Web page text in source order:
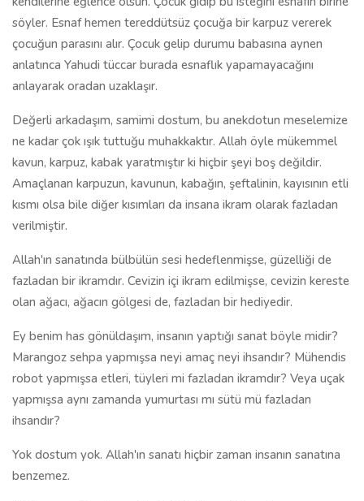
söyler. Esnaf hemen tereddütsüz çocuğa bir karpuz vererek
çocuğun parasını alır. Çocuk gelip durumu babasına aynen
anlatınca Yahudi tüccar burada esnaflık yapamayacağını
anlayarak oradan uzaklaşır.
Değerli arkadaşım, samimi dostum, bu anekdotun meselemize
ne kadar çok ışık tuttuğu muhakkaktır. Allah öyle mükemmel
kavun, karpuz, kabak yaratmıştır ki hiçbir şeyi boş değildir.
Amaçlanan karpuzun, kavunun, kabağın, şeftalinin, kayısının etli
kısmı olsa bile diğer kısımları da insana ikram olarak fazladan
verilmiştir.
Allah'ın sanatında bülbülün sesi hedeflenmişse, güzelliği de
fazladan bir ikramdır. Cevizin içi ikram edilmişse, cevizin kereste
olan ağacı, ağacın gölgesi de, fazladan bir hediyedir.
Ey benim has gönüldaşım, insanın yaptığı sanat böyle midir?
Marangoz sehpa yapmışsa neyi amaç neyi ihsandır? Mühendis
robot yapmışsa etleri, tüyleri mi fazladan ikramdır? Veya uçak
yapmışsa aynı zamanda yumurtası mı sütü mü fazladan
ihsandır?
Yok dostum yok. Allah'ın sanatı hiçbir zaman insanın sanatına
benzemez.